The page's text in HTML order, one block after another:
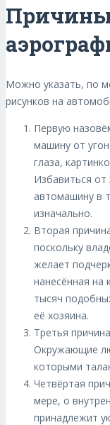
Можно указать, по
рисунков на
Первую
машину от
глаза,
Избавиться
автомашину в
изначально.
Вторая
поскольку
желает
нанесённая на
тысяч
её хозяина.
Третья
Окружающие
которыми
Четвёртая
мере, о
принадлежит